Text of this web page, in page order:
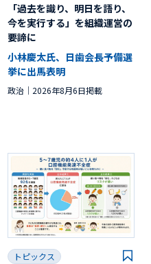
「過去を識り、明日を語り、
今を実行する」を組織運営の
要諦に
小林慶太氏、日歯会長予備選
挙に出馬表明
政治 2026年8月6日掲載
トピックス